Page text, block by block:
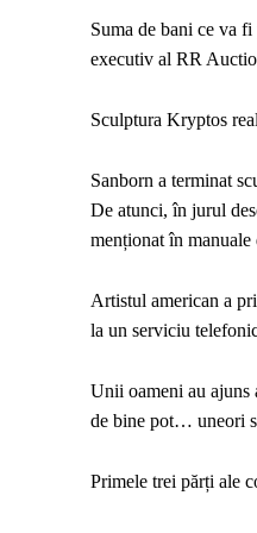
Suma de bani ce va
executiv al RR
Sculptura Kryptos
Sanborn a terminat
De atunci, în jurul
menționat în
Artistul american a
la un serviciu
Unii oameni au ajuns
de bine pot… uneori
Primele trei părți ale